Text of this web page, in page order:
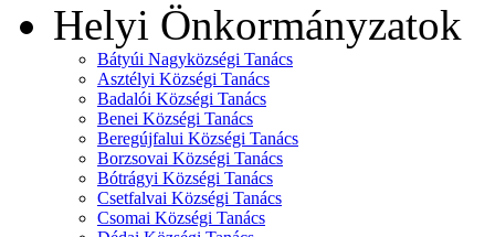
Helyi Önkormányzatok
Bátyúi Nagyközségi Tanács
Asztélyi Községi Tanács
Badalói Községi Tanács
Benei Községi Tanács
Beregújfalui Községi Tanács
Borzsovai Községi Tanács
Bótrágyi Községi Tanács
Csetfalvai Községi Tanács
Csomai Községi Tanács